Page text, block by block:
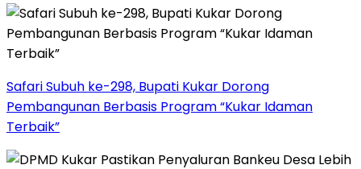
Safari Subuh ke-298, Bupati Kukar Dorong
Pembangunan Berbasis Program “Kukar Idaman
Terbaik”